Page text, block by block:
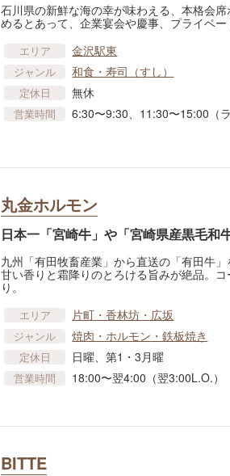
石川県の新鮮な海の幸が味わえる、本格会
めるとあって、企業宴会や慶事、プライベ
エリア 金沢駅東
ジャンル 和食・寿司（すし）
定休日 無休
営業時間 6:30〜9:30、11:30〜15:00（
丸金ホルモン
日本一「宮崎牛」や「宮崎県産黒毛和
九州「有田牧畜産業」から直送の「有田牛
甘い香りと霜降りのとろける旨みが絶品。
り。
エリア 片町・香林坊・広坂
ジャンル 焼肉・ホルモン・鉄板焼き
定休日 日曜、第1・3月曜
営業時間 18:00〜翌4:00（翌3:00L.O.）
BITTE